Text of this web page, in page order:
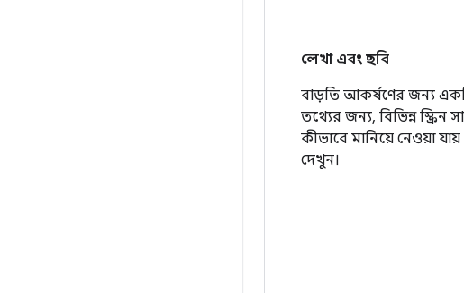
লেখা এবং ছবি
বাড়তি আকর্ষণের জন্য
তথ্যের জন্য, বিভিন্ন
কীভাবে মানিয়ে নেওয়া
দেখুন।